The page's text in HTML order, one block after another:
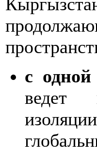
с одной
ведет